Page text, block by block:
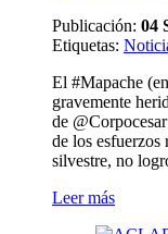
Publicación: 04
Etiquetas:
El #Mapache
gravemente
de
de los esfuerzos
silvestre, no
Leer más